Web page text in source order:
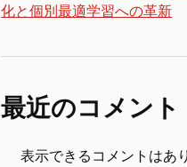
化と個別最適学習への革新
最近のコメント
表示できるコメントはあ